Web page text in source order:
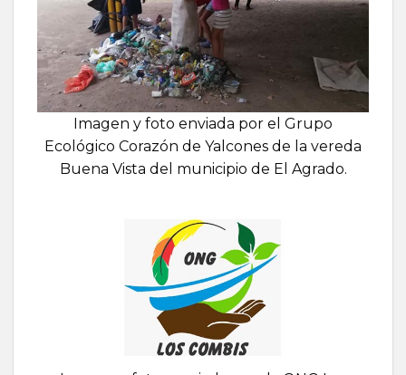
Imagen y foto enviada por el Grupo
Ecológico Corazón de Yalcones de la vereda
Buena Vista del municipio de El Agrado.